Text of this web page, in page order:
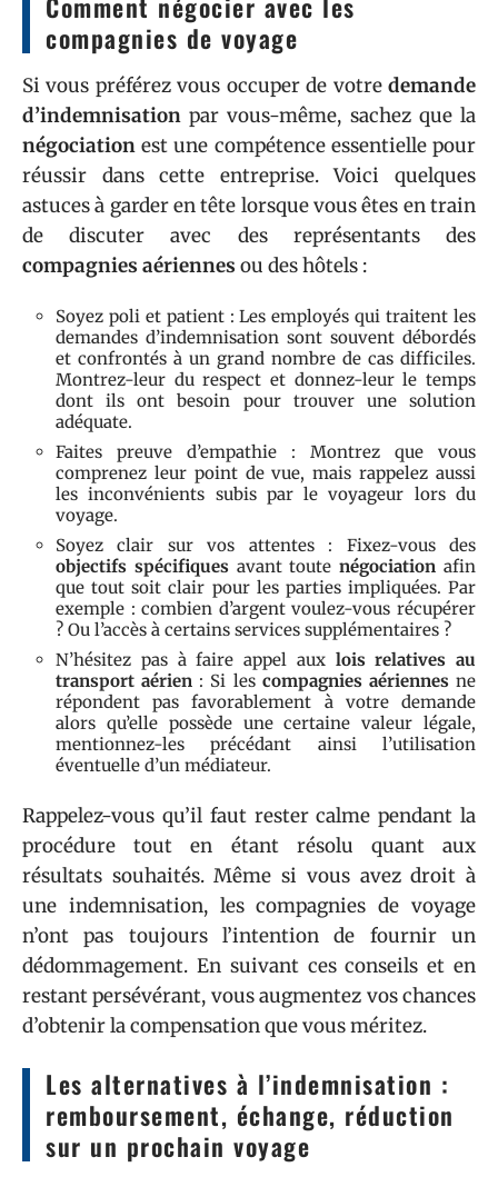
compagnies de voyage
Si vous préférez vous occuper de votre demande
d’indemnisation par vous-même, sachez que la
négociation est une compétence essentielle pour
réussir dans cette entreprise. Voici quelques
astuces à garder en tête lorsque vous êtes en train
de discuter avec des représentants des
compagnies aériennes ou des hôtels :
Soyez poli et patient : Les employés qui traitent les
demandes d’indemnisation sont souvent débordés
et confrontés à un grand nombre de cas difficiles.
Montrez-leur du respect et donnez-leur le temps
dont ils ont besoin pour trouver une solution
adéquate.
Faites preuve d’empathie : Montrez que vous
comprenez leur point de vue, mais rappelez aussi
les inconvénients subis par le voyageur lors du
voyage.
Soyez clair sur vos attentes : Fixez-vous des
objectifs spécifiquesavant toutenégociation afin
que tout soit clair pour les parties impliquées. Par
exemple : combien d’argent voulez-vous récupérer
? Ou l’accès à certains services supplémentaires ?
N’hésitez pas à faire appel aux lois relatives au
transport aérien : Si les compagnies aériennesne
répondent pas favorablement à votre demande
alors qu’elle possède une certaine valeur légale,
mentionnez-les précédant ainsi l’utilisation
éventuelle d’un médiateur.
Rappelez-vous qu’il faut rester calme pendant la
procédure tout en étant résolu quant aux
résultats souhaités. Même si vous avez droit à
une indemnisation, les compagnies de voyage
n’ont pas toujours l’intention de fournir un
dédommagement. En suivant ces conseils et en
restant persévérant, vous augmentez vos chances
d’obtenir la compensation que vous méritez.
Les alternatives à l’indemnisation :
remboursement, échange, réduction
sur un prochain voyage